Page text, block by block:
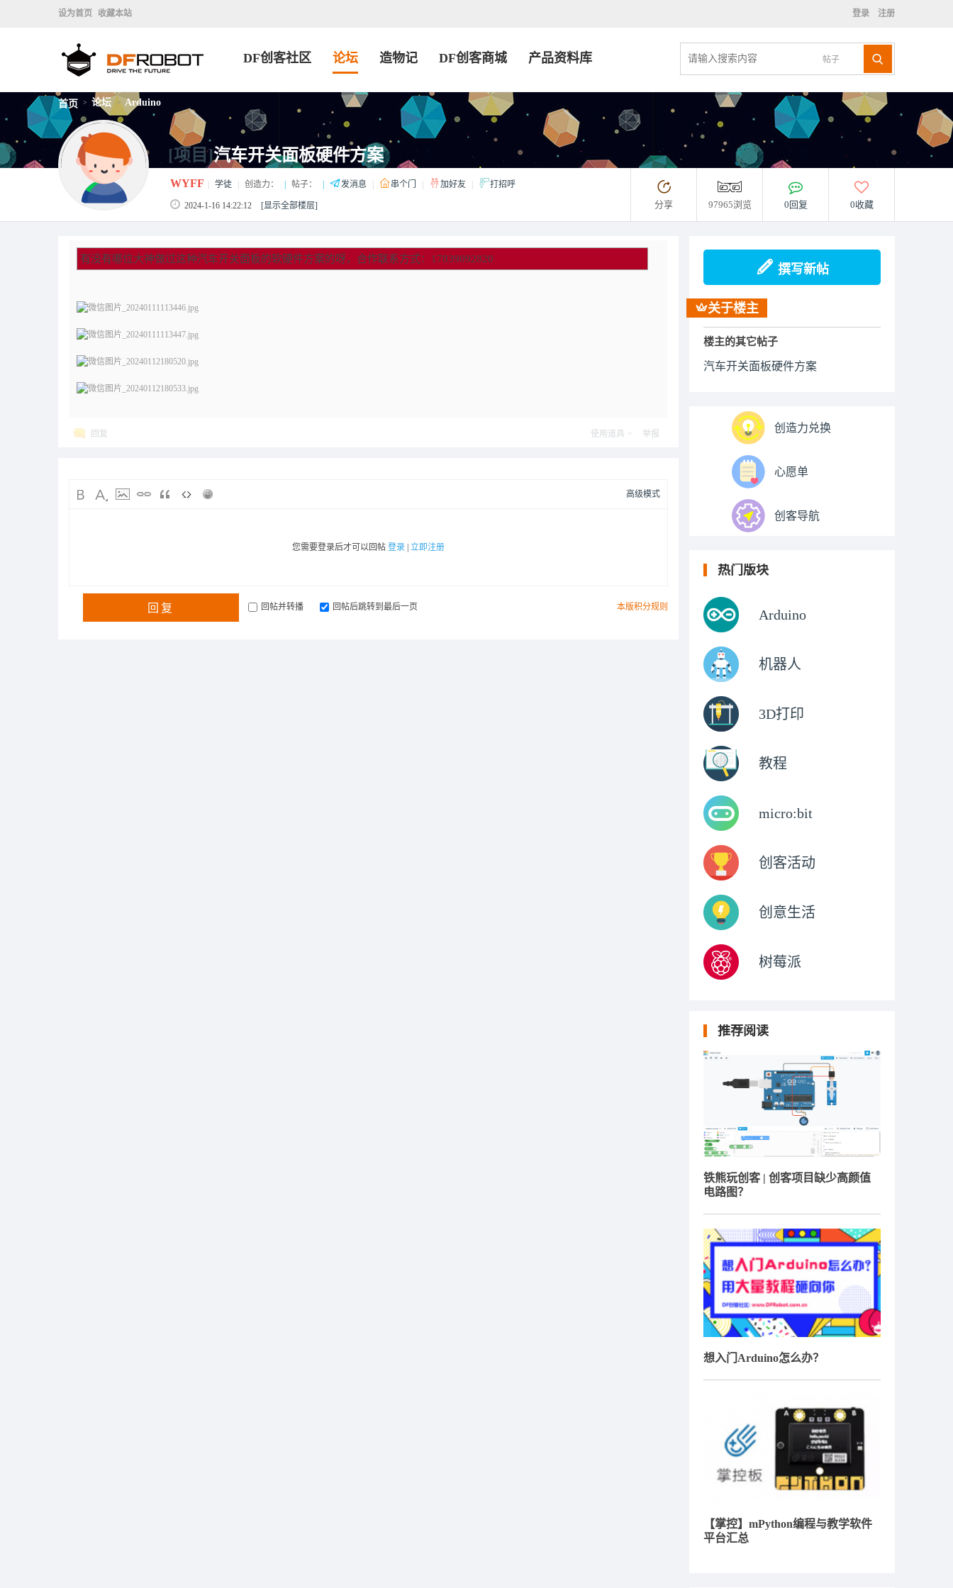
设为首页 收藏本站 登录 注册
帖子
DF创客社区 论坛 造物记 DF创客商城 产品资料库
首页 > 论坛 > Arduino
[项目]汽车开关面板硬件方案
WYFF 学徒 创造力： 帖子： 发消息 串个门 加好友 打招呼
2024-1-16 14:22:12 [显示全部楼层] 分享 97965浏览 0回复 0收藏
有没有哪位大神做过这种汽车开关面板的软硬件方案的呀，合作联系方式：17839092820
回复 使用道具 举报
高级模式
您需要登录后才可以回帖 登录 立即注册
本版积分规则
回复 回帖并转播 回帖后跳转到最后一页
撰写新帖
关于楼主
楼主的其它帖子
汽车开关面板硬件方案
创造力兑换
心愿单
创客导航
热门版块
Arduino
机器人
3D打印
教程
micro:bit
创客活动
创意生活
树莓派
推荐阅读
铁熊玩创客 | 创客项目缺少高颜值
电路图？
想入门Arduino怎么办？
【掌控】mPython编程与教学软件
平台汇总